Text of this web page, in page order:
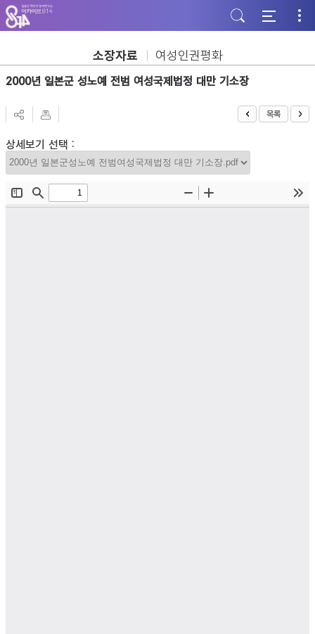
주
메
뉴
가
기
본
문
바
기
하
단
바
기
소장자료 여성인권평화
2000년 일본군 성노예 전범 여성국제법정 대만 기소장
목록
상세보기 선택 :